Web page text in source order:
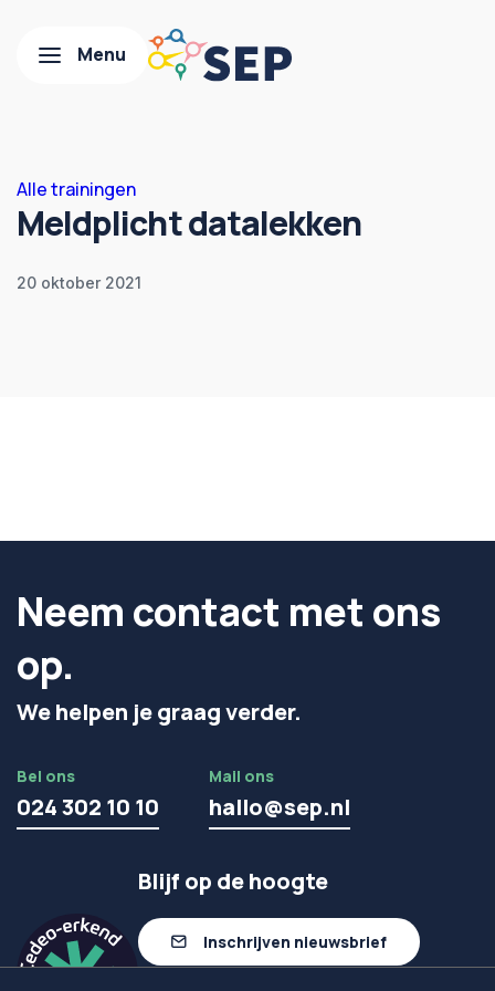
Alle trainingen
Meldplicht datalekken
20 oktober 2021
Neem contact met ons
op.
We helpen je graag verder.
Bel ons
024 302 10 10
Mail ons
hallo@sep.nl
Blijf op de hoogte
Inschrijven nieuwsbrief